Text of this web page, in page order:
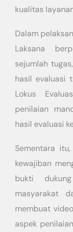
kualitas
Dalam
Laksana
sejumlah
hasil evaluasi
Lokus
penilaian
hasil evaluasi
Sementara
kewajiban
bukti
masyarakat
membuat
aspek